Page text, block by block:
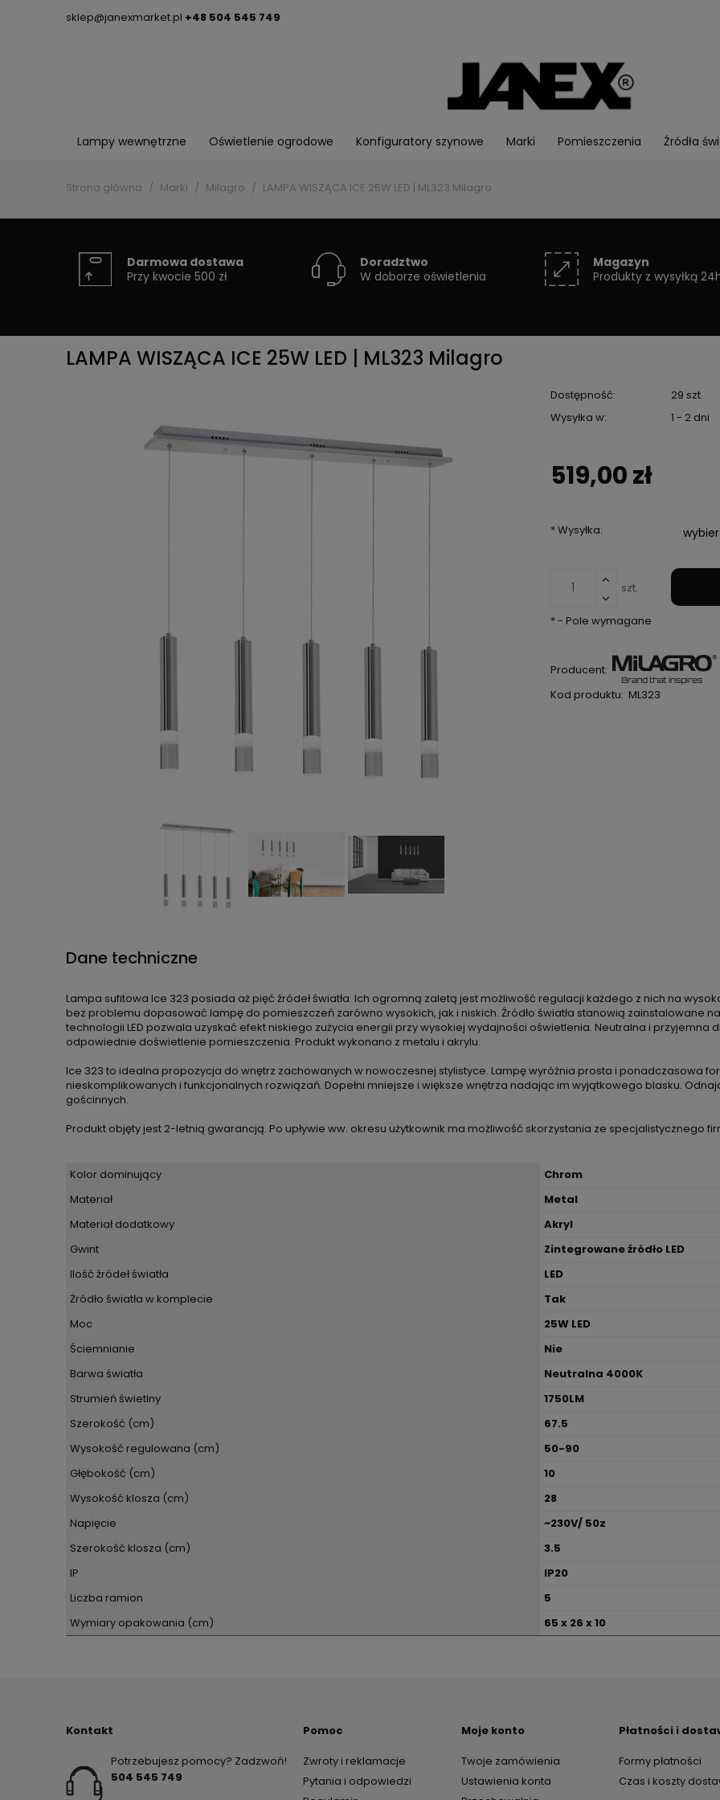
sklep@janexmarket.pl +48 504 545 749
Lampy wewnętrzne Oświetlenie ogrodowe Konfiguratory szynowe Marki Pomieszczenia Źródła
Strona główna Marki Milagro LAMPA WISZĄCA ICE 25W LED | ML323 Milagro
Darmowa dostawa
Przy kwocie 500 zł
Doradztwo
W doborze oświetlenia
Magazyn
Produkty z wysyłką
LAMPA WISZĄCA ICE 25W LED | ML323 Milagro
Dostępność:
29 szt.
Wysyłka w:
1 - 2 dni
519,00 zł
*Wysyłka:
szt.
*- Pole wymagane
Producent:
Kod produktu: ML323
Dane techniczne
Lampa sufitowa Ice 323 posiada aż pięć źródeł światła. Ich ogromną zaletą jest możliwość regulacji każdego z nich na
bez problemu dopasować lampę do pomieszczeń zarówno wysokich, jak i niskich. Źródło światła stanowią zainstalowane na
technologii LED pozwala uzyskać efekt niskiego zużycia energii przy wysokiej wydajności oświetlenia. Neutralna i
odpowiednie doświetlenie pomieszczenia. Produkt wykonano z metalu i akrylu.
Ice 323 to idealna propozycja do wnętrz zachowanych w nowoczesnej stylistyce. Lampę wyróżnia prosta i ponadczasowa
nieskomplikowanych i funkcjonalnych rozwiązań. Dopełni mniejsze i większe wnętrza nadając im wyjątkowego blasku.
gościnnych.
Produkt objęty jest 2-letnią gwarancją. Po upływie ww. okresu użytkownik ma możliwość skorzystania ze specjalistycznego
Kolor dominujący
Chrom
Materiał
Metal
Materiał dodatkowy
Akryl
Gwint
Zintegrowane źródło LED
Ilość źródeł światła
LED
Żródło światła w komplecie
Tak
Moc
25W LED
Ściemnianie
Nie
Barwa światła
Neutralna 4000K
Strumień świetlny
1750LM
Szerokość (cm)
67.5
Wysokość regulowana (cm)
50-90
Głębokość (cm)
10
Wysokość klosza (cm)
28
Napięcie
~230V/ 50z
Szerokość klosza (cm)
3.5
IP
IP20
Liczba ramion
5
Wymiary opakowania (cm)
65 x 26 x 10
Kontakt
Potrzebujesz pomocy? Zadzwoń!
504 545 749
Pomoc
Zwroty i reklamacje
Pytania i odpowiedzi
Moje konto
Twoje zamówienia
Ustawienia konta
Płatności i
Formy płatności
Czas i koszty